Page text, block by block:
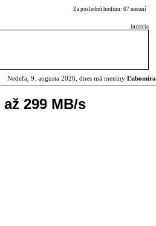
Za poslednú hodinu: 67 meraní
inzercia
Nedeľa, 9. augusta 2026, dnes má meniny Ľubomíra
299 MB/s